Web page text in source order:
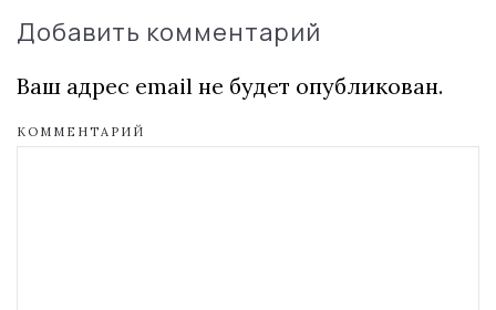
Добавить комментарий
Ваш адрес email не будет опубликован.
КОММЕНТАРИЙ